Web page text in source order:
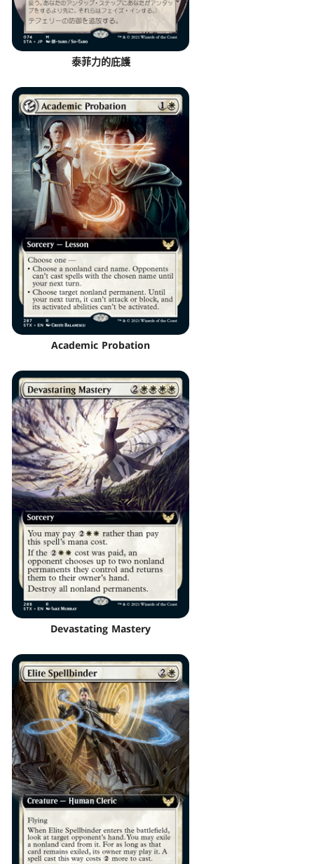
泰菲力的庇護
Academic Probation
Devastating Mastery